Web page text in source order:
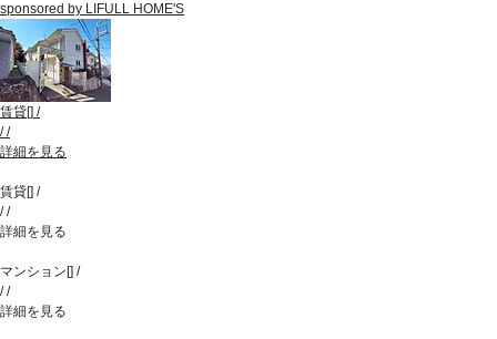
sponsored by LIFULL HOME'S
賃貸[] /
//
詳細を見る
賃貸[] /
//
詳細を見る
マンション [] /
//
詳細を見る